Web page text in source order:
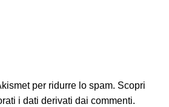
per ridurre lo spam. Scopri
i dati derivati dai commenti.